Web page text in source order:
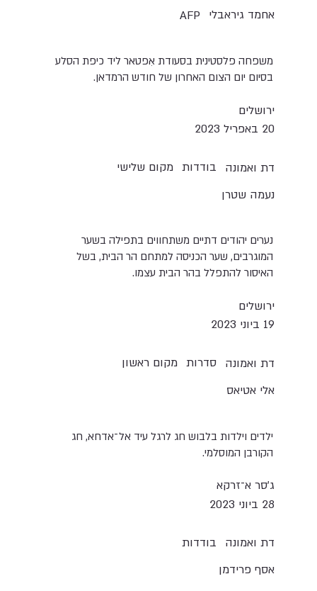
AFP
אחמד גיראבלי
משפחה פלסטינית בסעודת אִפטאר ליד כיפת הסלע
בסיום יום הצום האחרון של חודש הרמדאן.
ירושלים
20 באפריל 2023
מקום שלישי בודדות
דת ואמונה
נעמה שטרן
נערים יהודים דתיים משתחווים בתפילה בשער
המוגרבים, שער הכניסה למתחם הר הבית, בשל
האיסור להתפלל בהר הבית עצמו.
ירושלים
19 ביוני 2023
מקום ראשון סדרות דת ואמונה
אלי אטיאס
ילדים וילדות בלבוש חג לרגל עיד אל־אדחא, חג
הקורבן המוסלמי.
ג׳סר א־זרקא
28 ביוני 2023
בודדות
דת ואמונה
אסף פרידמן